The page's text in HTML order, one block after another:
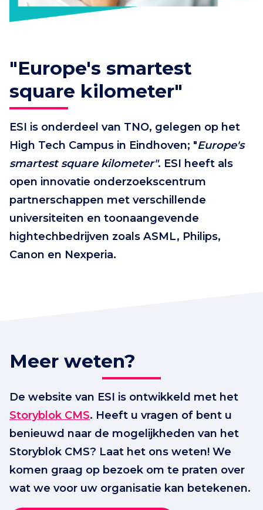
"Europe's smartest
square kilometer"
ESI is onderdeel van TNO, gelegen op het
High Tech Campus in Eindhoven; "Europe's
smartest square kilometer". ESI heeft als
open innovatie onderzoekscentrum
partnerschappen met verschillende
universiteiten en toonaangevende
hightechbedrijven zoals ASML, Philips,
Canon en Nexperia.
Meer weten?
De website van ESI is ontwikkeld met het
Storyblok CMS. Heeft u vragen of bent u
benieuwd naar de mogelijkheden van het
Storyblok CMS? Laat het ons weten! We
komen graag op bezoek om te praten over
wat we voor uw organisatie kan betekenen.